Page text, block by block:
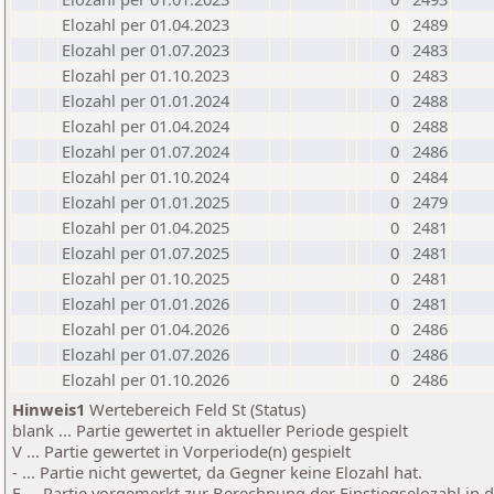
Elozahl per 01.04.2023
0 2489
Elozahl per 01.07.2023
0 2483
Elozahl per 01.10.2023
0 2483
Elozahl per 01.01.2024
0 2488
Elozahl per 01.04.2024
0 2488
Elozahl per 01.07.2024
0 2486
Elozahl per 01.10.2024
0 2484
Elozahl per 01.01.2025
0 2479
Elozahl per 01.04.2025
0 2481
Elozahl per 01.07.2025
0 2481
Elozahl per 01.10.2025
0 2481
Elozahl per 01.01.2026
0 2481
Elozahl per 01.04.2026
0 2486
Elozahl per 01.07.2026
0 2486
Elozahl per 01.10.2026
0 2486
Hinweis1 Wertebereich Feld St (Status)
blank ... Partie gewertet in aktueller Periode gespielt
V ... Partie gewertet in Vorperiode(n) gespielt
- ... Partie nicht gewertet, da Gegner keine Elozahl hat.